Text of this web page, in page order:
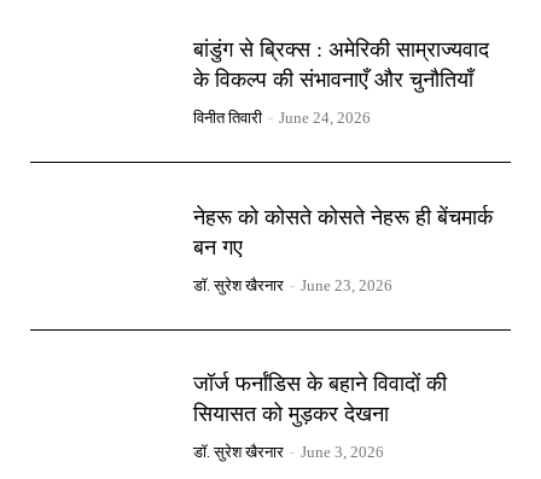
बांडुंग से ब्रिक्स : अमेरिकी साम्राज्यवाद
के विकल्प की संभावनाएँ और चुनौतियाँ
विनीत तिवारी - June 24, 2026
नेहरू को कोसते कोसते नेहरू ही बेंचमार्क
बन गए
डॉ. सुरेश खैरनार - June 23, 2026
जॉर्ज फर्नांडिस के बहाने विवादों की
सियासत को मुड़कर देखना
डॉ. सुरेश खैरनार - June 3, 2026